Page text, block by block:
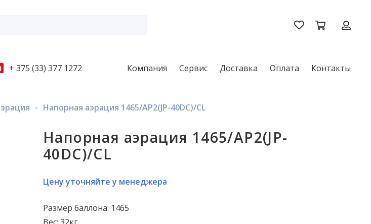
+ 375 (33) 377 1272 Компания Сервис Доставка Оплата Контакты
- Напорная аэрация 1465/AP2(JP-40DC)/CL
Напорная аэрация 1465/AP2(JP-
40DC)/CL
Цену уточняйте у менеджера
Размер баллона: 1465